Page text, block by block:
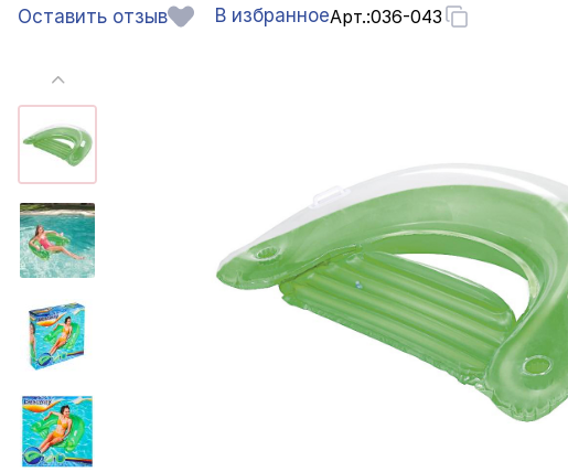
Оставить отзыв В избранноеАрт.:036-043